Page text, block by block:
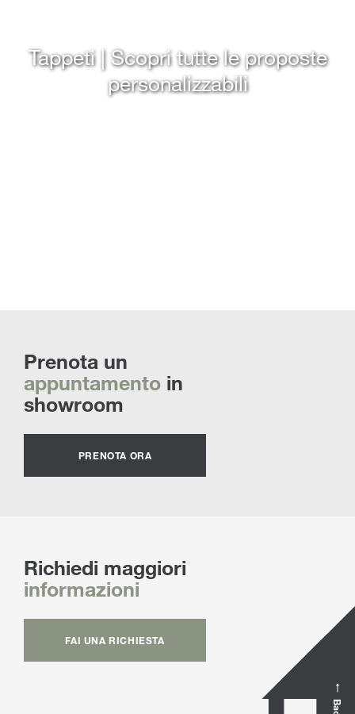
Tappeti | Scopri tutte le proposte
personalizzabili
Prenota un
appuntamento in
showroom
PRENOTA ORA
Richiedi maggiori
informazioni
FAI UNA RICHIESTA